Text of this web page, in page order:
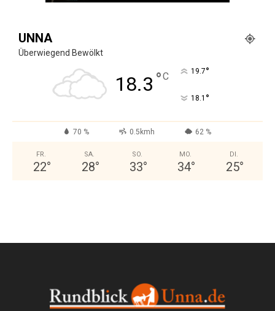
UNNA
Überwiegend Bewölkt
18.3 °C 19.7°
18.1 °
70 % 0.5kmh 62 %
FR.
22°
SA.
28°
SO.
33°
MO.
34°
DI.
25°